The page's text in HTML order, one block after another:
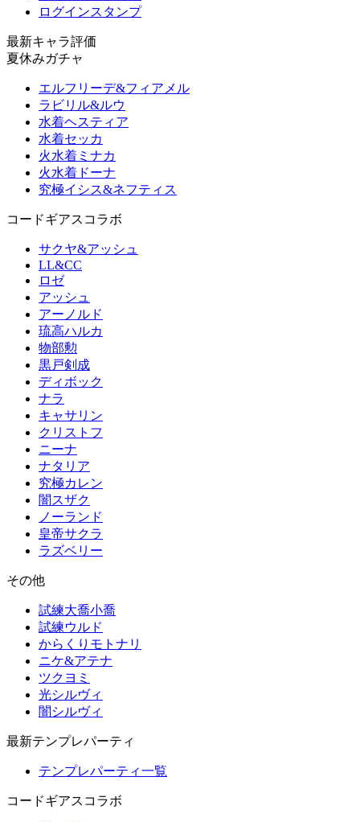
ログインスタンプ
最新キャラ評価
夏休みガチャ
エルフリーデ&フィアメル
ラビリル&ルウ
水着ヘスティア
水着セッカ
火水着ミナカ
火水着ドーナ
究極イシス&ネフティス
コードギアスコラボ
サクヤ&アッシュ
LL&CC
ロゼ
アッシュ
アーノルド
琉高ハルカ
物部勲
黒戸剣成
ディボック
ナラ
キャサリン
クリストフ
ニーナ
ナタリア
究極カレン
闇スザク
ノーランド
皇帝サクラ
ラズベリー
その他
試練大喬小喬
試練ウルド
からくりモトナリ
ニケ&アテナ
ツクヨミ
光シルヴィ
闇シルヴィ
最新テンプレパーティ
テンプレパーティ一覧
コードギアスコラボ